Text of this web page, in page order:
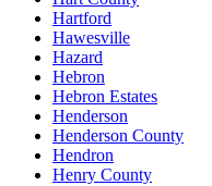
Hartford
Hawesville
Hazard
Hebron
Hebron Estates
Henderson
Henderson County
Hendron
Henry County